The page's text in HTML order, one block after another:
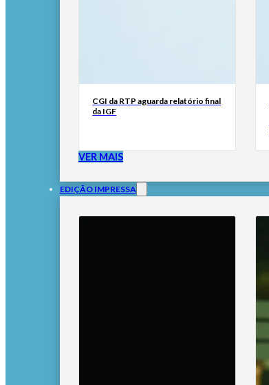
CGI da RTP aguarda relatório final
da IGF
VER MAIS
EDIÇÃO IMPRESSA